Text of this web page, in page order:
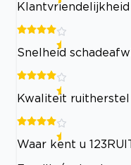
Klantvriendelijkheid
Snelheid
Kwaliteit ruitherstel
Waar kent u